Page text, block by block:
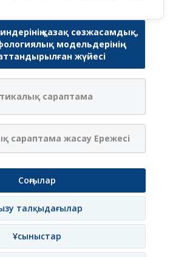
қазақ сөзжасамдық,
модельдерінің
жүйесі
сараптама
сараптама жасау Ережесі
Соңғылар
талқыдағылар
Ұсыныстар